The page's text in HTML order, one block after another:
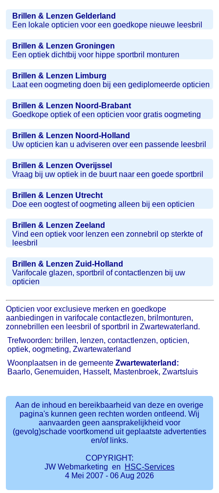
Brillen & Lenzen Gelderland
Een lokale opticien voor een goedkope nieuwe leesbril
Brillen & Lenzen Groningen
Een optiek dichtbij voor hippe sportbril monturen
Brillen & Lenzen Limburg
Laat een oogmeting doen bij een gediplomeerde opticien
Brillen & Lenzen Noord-Brabant
Goedkope optiek of een opticien voor gratis oogmeting
Brillen & Lenzen Noord-Holland
Uw opticien kan u adviseren over een passende leesbril
Brillen & Lenzen Overijssel
Vraag bij uw optiek in de buurt naar een goede sportbril
Brillen & Lenzen Utrecht
Doe een oogtest of oogmeting alleen bij een opticien
Brillen & Lenzen Zeeland
Vind een optiek voor lenzen een zonnebril op sterkte of
leesbril
Brillen & Lenzen Zuid-Holland
Varifocale glazen, sportbril of contactlenzen bij uw
opticien
Opticien voor exclusieve merken en goedkope
aanbiedingen in varifocale contactlezen, brilmonturen,
zonnebrillen een leesbril of sportbril in Zwartewaterland.
Trefwoorden: brillen, lenzen, contactlenzen, opticien,
optiek, oogmeting, Zwartewaterland
Woonplaatsen in de gemeenteZwartewaterland:
Baarlo, Genemuiden, Hasselt, Mastenbroek, Zwartsluis
Aan de inhoud en bereikbaarheid van deze en overige
pagina's kunnen geen rechten worden ontleend. Wij
aanvaarden geen aansprakelijkheid voor
(gevolg)schade voortkomend uit geplaatste advertenties
en/of links.
COPYRIGHT:
JW Webmarketing en
HSC-Services
4 Mei 2007 - 06 Aug 2026